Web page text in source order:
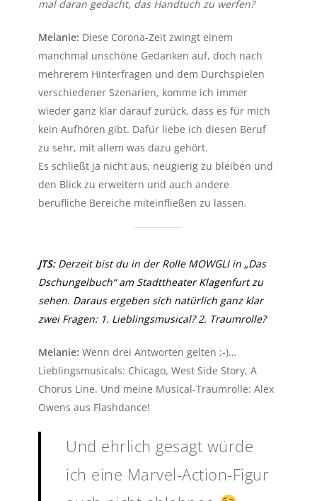
mal daran gedacht, das Handtuch zu werfen?
Melanie: Diese Corona-Zeit zwingt einem
manchmal unschöne Gedanken auf, doch nach
mehrerem Hinterfragen und dem Durchspielen
verschiedener Szenarien, komme ich immer
wieder ganz klar darauf zurück, dass es für mich
kein Aufhören gibt. Dafür liebe ich diesen Beruf
zu sehr, mit allem was dazu gehört.
Es schließt ja nicht aus, neugierig zu bleiben und
den Blick zu erweitern und auch andere
berufliche Bereiche miteinfließen zu lassen.
JTS:Derzeit bist du in der Rolle MOWGLI in „Das
Dschungelbuch“ am Stadttheater Klagenfurt zu
sehen. Daraus ergeben sich natürlich ganz klar
zwei Fragen: 1. Lieblingsmusical? 2. Traumrolle?
Melanie: Wenn drei Antworten gelten ;-)…
Lieblingsmusicals: Chicago, West Side Story, A
Chorus Line. Und meine Musical-Traumrolle: Alex
Owens aus Flashdance!
Und ehrlich gesagt würde
ich eine Marvel-Action-Figur